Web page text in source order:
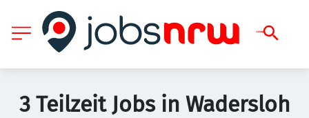
3 Teilzeit Jobs in Wadersloh